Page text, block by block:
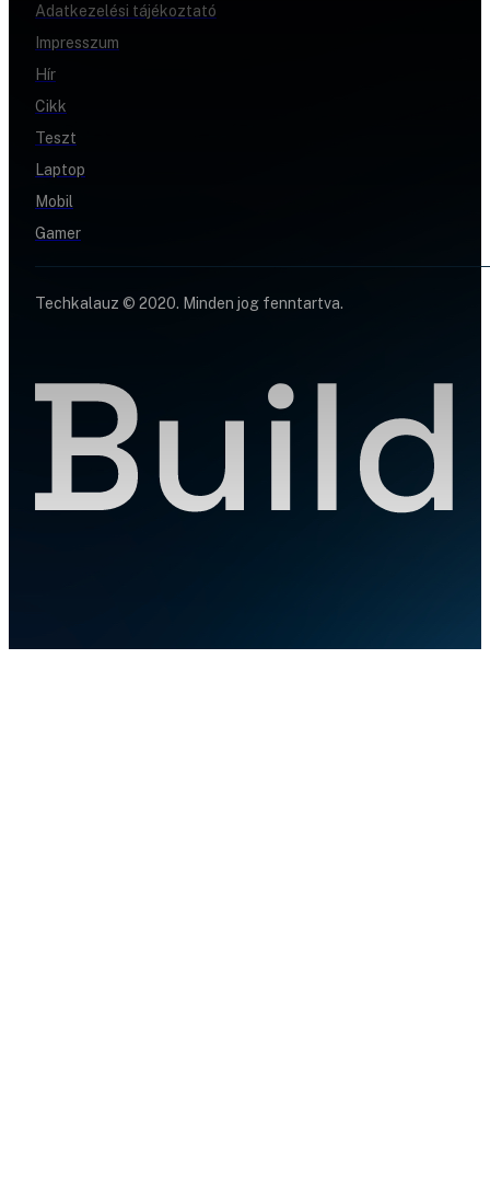
Adatkezelési tájékoztató
Impresszum
Hír
Cikk
Teszt
Laptop
Mobil
Gamer
Techkalauz © 2020. Minden jog fenntartva.